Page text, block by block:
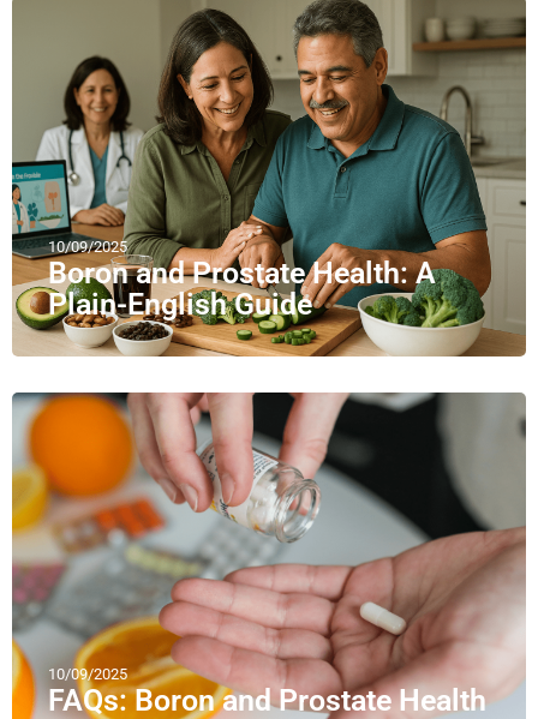
10/09/2025
Boron and Prostate Health: A
Plain-English Guide
10/09/2025
FAQs: Boron and Prostate Health